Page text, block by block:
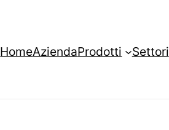
HomeAziendaProdotti Settori